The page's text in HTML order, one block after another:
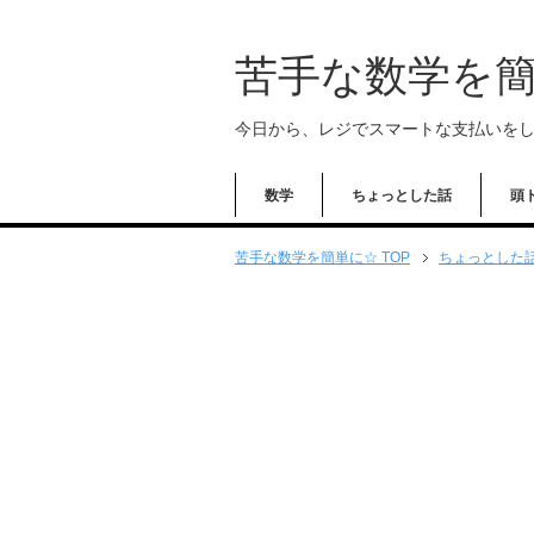
苦手な数学を
今日から、レジでスマートな支払いを
数学 ちょっとした話 頭
苦手な数学を簡単に☆ TOP ちょっとした